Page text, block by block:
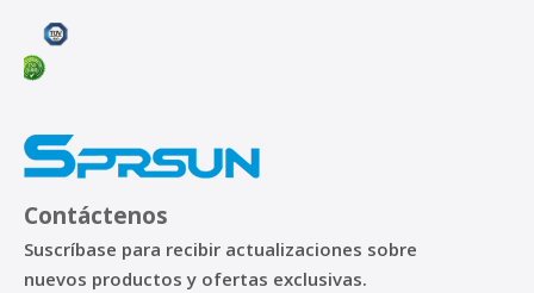
Contáctenos
Suscríbase para recibir actualizaciones sobre
nuevos productos y ofertas exclusivas.